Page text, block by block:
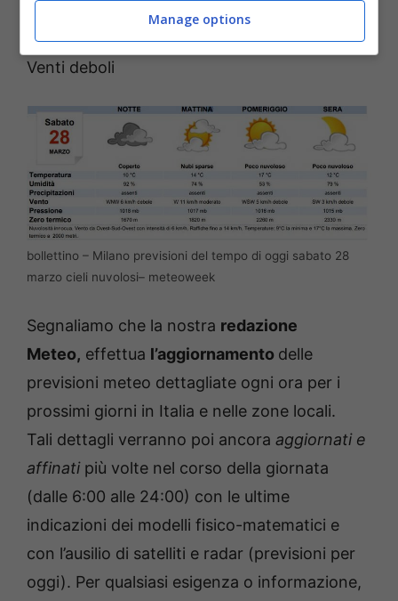
a tutte le quote, con temperature in generale
rialzo sia nelle minime che nelle massime.
Venti deboli
bollettino – Milano previsioni del tempo di oggi sabato 28
marzo cieli nuvolosi– meteoweek
Segnaliamo che la nostra redazione
Meteo, effettua l’aggiornamento delle
previsioni meteo dettagliate ogni ora per i
prossimi giorni in Italia e nelle zone locali.
Tali dettagli verranno poi ancora aggiornati e
affinatipiù volte nel corso della giornata
(dalle 6:00 alle 24:00) con le ultime
indicazioni dei modelli fisico-matematici e
con l’ausilio di satelliti e radar (previsioni per
oggi). Per qualsiasi esigenza o informazione,
Manage options